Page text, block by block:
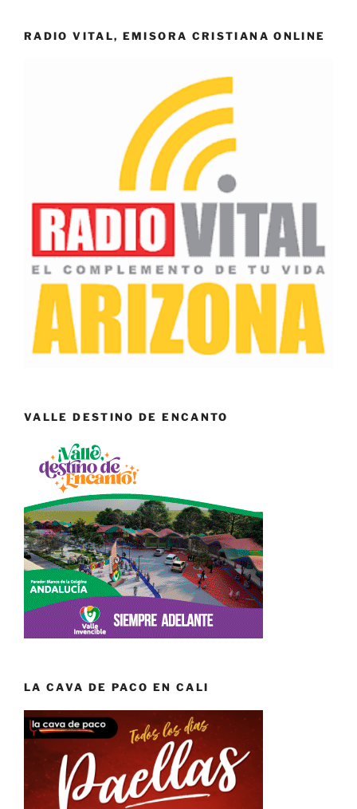
RADIO VITAL, EMISORA CRISTIANA ONLINE
VALLE DESTINO DE ENCANTO
LA CAVA DE PACO EN CALI